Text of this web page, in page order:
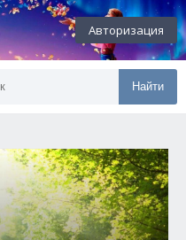
Авторизация
Найти